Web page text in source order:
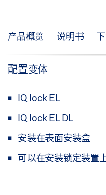
产品概览 说明书
配置变体
IQ lock EL
IQ lock EL DL
安装在表面安装盒
可以在安装锁定装置